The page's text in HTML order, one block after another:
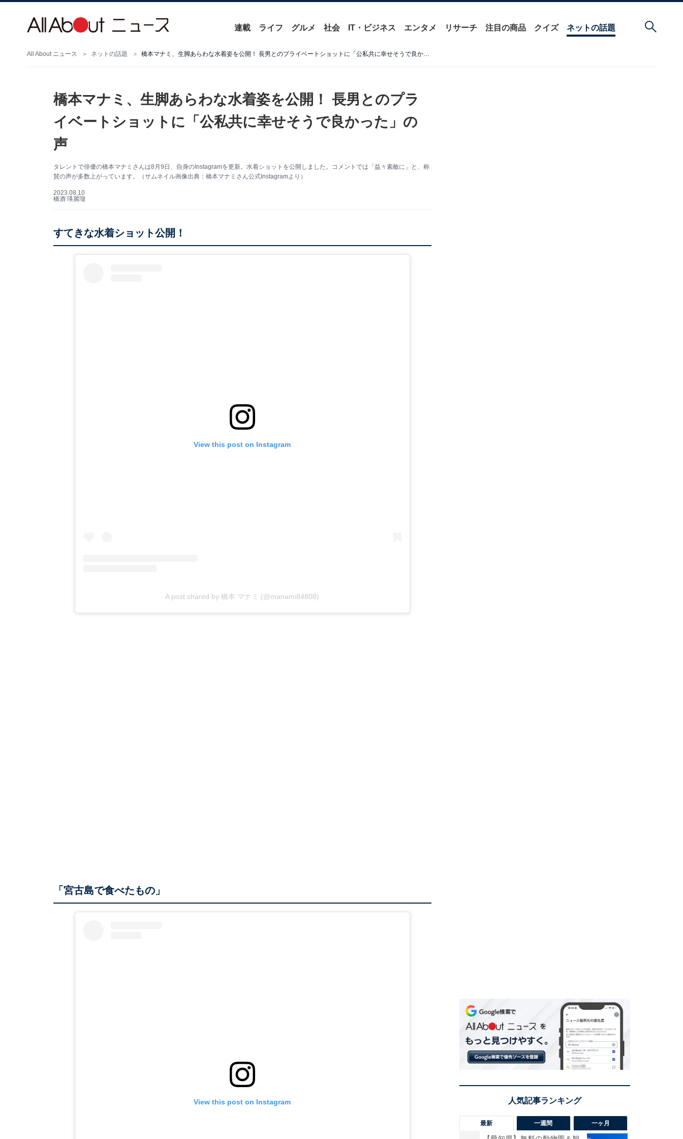
連載 ライフ グルメ 社会 IT・ビジネス エンタメ リサーチ 注目の商品 クイズ ネットの話題
All About ニュース ネットの話題 橋本マナミ、生脚あらわな水着姿を公開！ 長男とのプライベートショットに「公私共に幸せそうで良かった」の声
橋本マナミ、生脚あらわな水着姿を公開！ 長男とのプラ
イベートショットに「公私共に幸せそうで良かった」の
声
タレントで俳優の橋本マナミさんは8月9日、自身のInstagramを更新。水着ショットを公開しました。コメントでは「益々素敵に」と、称
賛の声が多数上がっています。（サムネイル画像出典：橋本マナミさん公式Instagramより）
2023.08.10
橋酒 瑛麗瑠
すてきな水着ショット公開！
View this post on Instagram
A post shared by 橋本 マナミ (@manami84808)
「宮古島で食べたもの」
View this post on Instagram
最新 一週間 一ヶ月